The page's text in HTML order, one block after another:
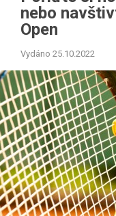
nebo
Open
Vydáno 25.10.2022